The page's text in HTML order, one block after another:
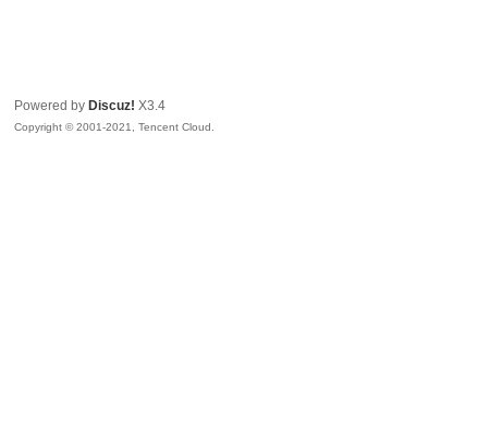
Powered by Discuz! X3.4
Copyright © 2001-2021, Tencent Cloud.